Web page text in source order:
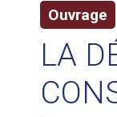
Ouvrage
LA